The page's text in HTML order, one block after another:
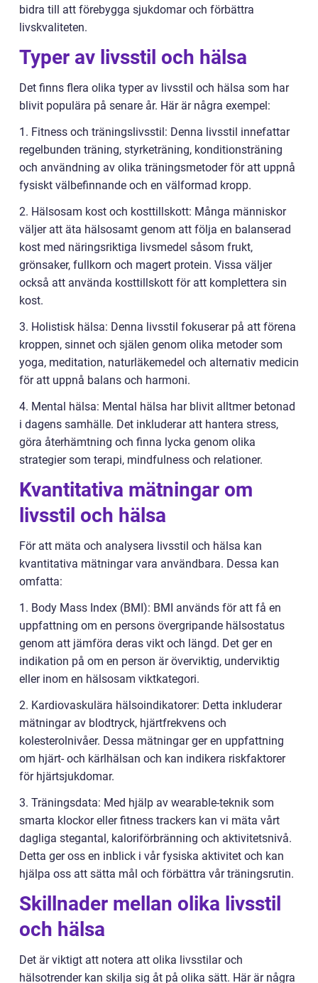
bidra till att förebygga sjukdomar och förbättra
livskvaliteten.
Typer av livsstil och hälsa
Det finns flera olika typer av livsstil och hälsa som har
blivit populära på senare år. Här är några exempel:
1. Fitness och träningslivsstil: Denna livsstil innefattar
regelbunden träning, styrketräning, konditionsträning
och användning av olika träningsmetoder för att uppnå
fysiskt välbefinnande och en välformad kropp.
2. Hälsosam kost och kosttillskott: Många människor
väljer att äta hälsosamt genom att följa en balanserad
kost med näringsriktiga livsmedel såsom frukt,
grönsaker, fullkorn och magert protein. Vissa väljer
också att använda kosttillskott för att komplettera sin
kost.
3. Holistisk hälsa: Denna livsstil fokuserar på att förena
kroppen, sinnet och själen genom olika metoder som
yoga, meditation, naturläkemedel och alternativ medicin
för att uppnå balans och harmoni.
4. Mental hälsa: Mental hälsa har blivit alltmer betonad
i dagens samhälle. Det inkluderar att hantera stress,
göra återhämtning och finna lycka genom olika
strategier som terapi, mindfulness och relationer.
Kvantitativa mätningar om
livsstil och hälsa
För att mäta och analysera livsstil och hälsa kan
kvantitativa mätningar vara användbara. Dessa kan
omfatta:
1. Body Mass Index (BMI): BMI används för att få en
uppfattning om en persons övergripande hälsostatus
genom att jämföra deras vikt och längd. Det ger en
indikation på om en person är överviktig, underviktig
eller inom en hälsosam viktkategori.
2. Kardiovaskulära hälsoindikatorer: Detta inkluderar
mätningar av blodtryck, hjärtfrekvens och
kolesterolnivåer. Dessa mätningar ger en uppfattning
om hjärt- och kärlhälsan och kan indikera riskfaktorer
för hjärtsjukdomar.
3. Träningsdata: Med hjälp av wearable-teknik som
smarta klockor eller fitness trackers kan vi mäta vårt
dagliga stegantal, kaloriförbränning och aktivitetsnivå.
Detta ger oss en inblick i vår fysiska aktivitet och kan
hjälpa oss att sätta mål och förbättra vår träningsrutin.
Skillnader mellan olika livsstil
och hälsa
Det är viktigt att notera att olika livsstilar och
hälsotrender kan skilja sig åt på olika sätt. Här är några